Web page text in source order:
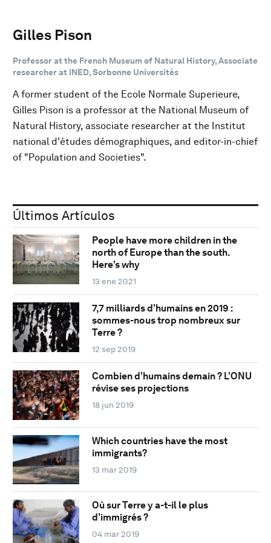
Gilles Pison
Professor at the French Museum of Natural History, Associate
researcher at INED, Sorbonne Universités
A former student of the Ecole Normale Superieure,
Gilles Pison is a professor at the National Museum of
Natural History, associate researcher at the Institut
national d'études démographiques, and editor-in-chief
of "Population and Societies".
Últimos Artículos
People have more children in the
north of Europe than the south.
Here’s why
13 ene 2021
7,7 milliards d’humains en 2019 :
sommes-nous trop nombreux sur
Terre ?
12 sep 2019
Combien d’humains demain ? L’ONU
révise ses projections
18 jun 2019
Which countries have the most
immigrants?
13 mar 2019
Où sur Terre y a-t-il le plus
d’immigrés ?
04 mar 2019